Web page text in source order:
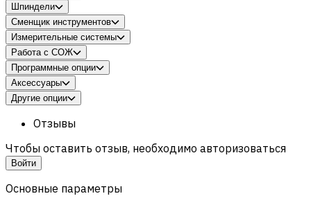
Шпиндели
Сменщик инструментов
Измерительные системы
Работа с СОЖ
Программные опции
Аксессуары
Другие опции
Отзывы
Чтобы оставить отзыв, необходимо авторизоваться
Войти
Основные параметры